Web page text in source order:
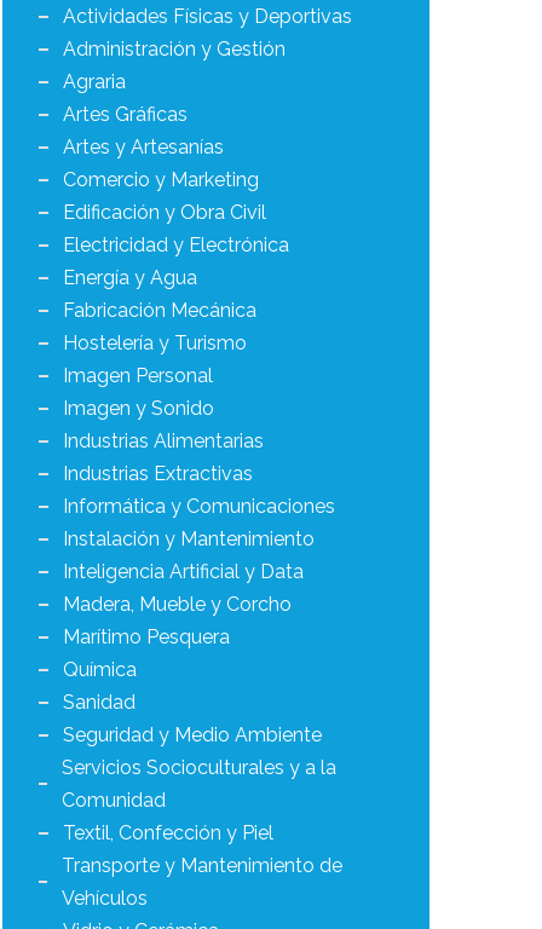
Actividades Físicas y Deportivas
Administración y Gestión
Agraria
Artes Gráficas
Artes y Artesanías
Comercio y Marketing
Edificación y Obra Civil
Electricidad y Electrónica
Energía y Agua
Fabricación Mecánica
Hostelería y Turismo
Imagen Personal
Imagen y Sonido
Industrias Alimentarias
Industrias Extractivas
Informática y Comunicaciones
Instalación y Mantenimiento
Inteligencia Artificial y Data
Madera, Mueble y Corcho
Marítimo Pesquera
Química
Sanidad
Seguridad y Medio Ambiente
Servicios Socioculturales y a la
Comunidad
Textil, Confección y Piel
Transporte y Mantenimiento de
Vehículos